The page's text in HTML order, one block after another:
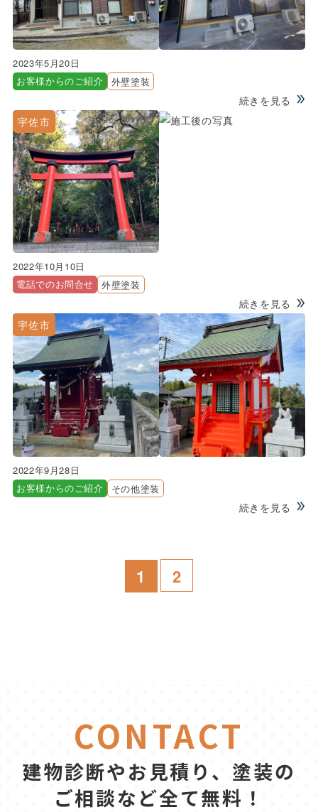
2023年5月20日
お客様からのご紹介
外壁塗装
続きを見る
宇佐市
2022年10月10日
電話でのお問合せ
外壁塗装
続きを見る
宇佐市
2022年9月28日
お客様からのご紹介
その他塗装
続きを見る
1 2
CONTACT
建物診断やお見積り、塗装の
ご相談など全て無料！